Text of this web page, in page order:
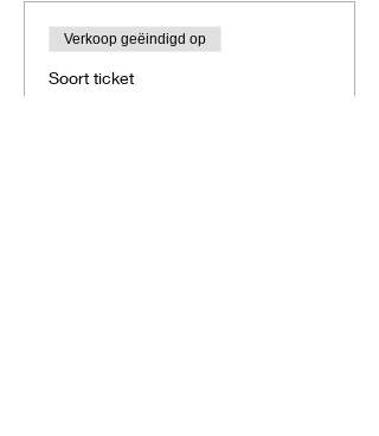
Verkoop geëindigd op
Soort ticket